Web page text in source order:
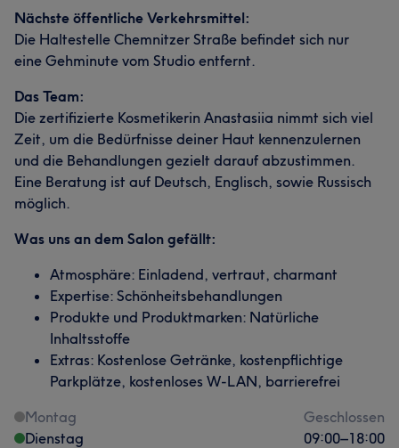
Nächste öffentliche Verkehrsmittel:
Die Haltestelle Chemnitzer Straße befindet sich nur
eine Gehminute vom Studio entfernt.
Das Team:
Die zertifizierte Kosmetikerin Anastasiia nimmt sich viel
Zeit, um die Bedürfnisse deiner Haut kennenzulernen
und die Behandlungen gezielt darauf abzustimmen.
Eine Beratung ist auf Deutsch, Englisch, sowie Russisch
möglich.
Was uns an dem Salon gefällt:
Atmosphäre: Einladend, vertraut, charmant
Expertise: Schönheitsbehandlungen
Produkte und Produktmarken: Natürliche
Inhaltsstoffe
Extras: Kostenlose Getränke, kostenpflichtige
Parkplätze, kostenloses W-LAN, barrierefrei
Montag
Geschlossen
Dienstag
09:00–18:00